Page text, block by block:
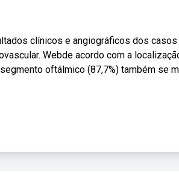
clínicos e angiográficos dos
Webde acordo com a
oftálmico (87,7%) também se